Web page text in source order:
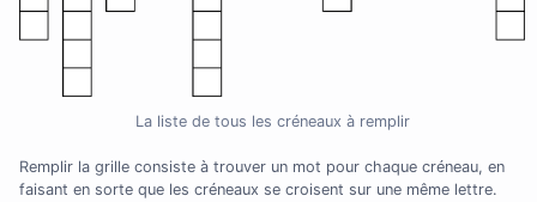
La liste de tous les créneaux à remplir
Remplir la grille consiste à trouver un mot pour chaque créneau, en
faisant en sorte que les créneaux se croisent sur une même lettre.